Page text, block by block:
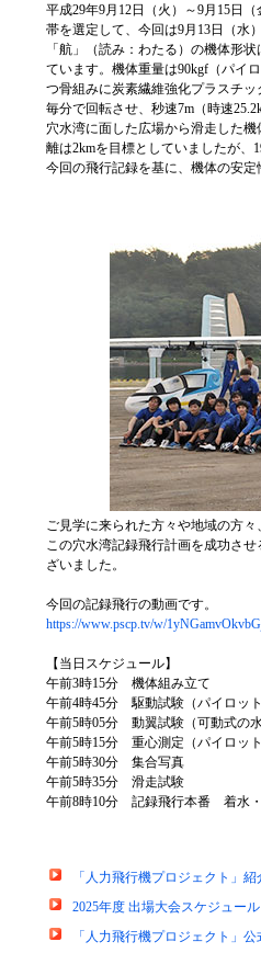
平成29年9月12日（火）～9月15日
帯を選定して、今回は9月13日（水
「航」（読み：わたる）の機体形
ています。機体重量は90kgf（パイ
つ骨組みに炭素繊維強化プラスチ
毎分で回転させ、秒速7m（時速
穴水湾に面した広場から滑走した
離は2kmを目標としていましたが、
今回の飛行記録を基に、機体の安
ご見学に来られた方々や地域の方
この穴水湾記録飛行計画を成功さ
ざいました。
今回の記録飛行の動画です。
https://www.pscp.tv/w/
【当日スケジュール】
午前3時15分 機体組み立て
午前4時45分 駆動試験（パイロッ
午前5時05分 動翼試験（可動式の
午前5時15分 重心測定（パイロッ
午前5時30分 集合写真
午前5時35分 滑走試験
午前8時10分 記録飛行本番 着水
「人力飛行機プロジェクト」紹
2025年度 出場大会スケジュール
「人力飛行機プロジェクト」公